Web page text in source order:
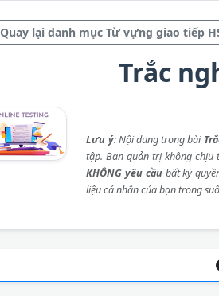
Quay lại danh mục Từ vựng giao tiếp
Trắc
Lưu ý: Nội dung trong bài
tập. Ban quản trị không chịu
KHÔNG yêu cầubất kỳ
liệu cá nhân của bạn trong